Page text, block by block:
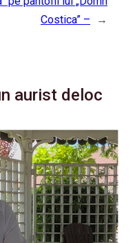
Costica” –
→
aurist deloc